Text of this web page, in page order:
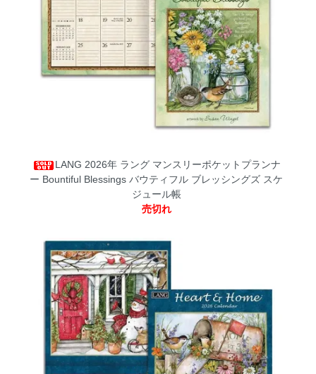
LANG 2026年 ラング マンスリーポケットプランナ
ー Bountiful Blessings バウティフル ブレッシングズ スケ
ジュール帳
売切れ